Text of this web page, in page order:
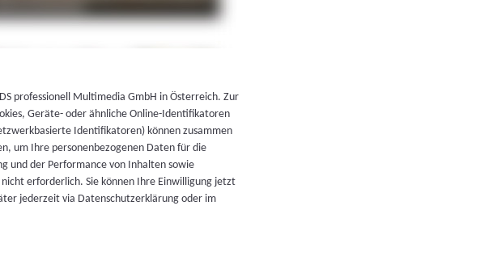
professionell Multimedia GmbH in Österreich. Zur
Geräte- oder ähnliche Online-Identifikatoren
Identifikatoren) können zusammen
um Ihre personenbezogenen Daten für die
und der Performance von Inhalten sowie
erforderlich. Sie können Ihre Einwilligung jetzt
jederzeit via Datenschutzerklärung oder im